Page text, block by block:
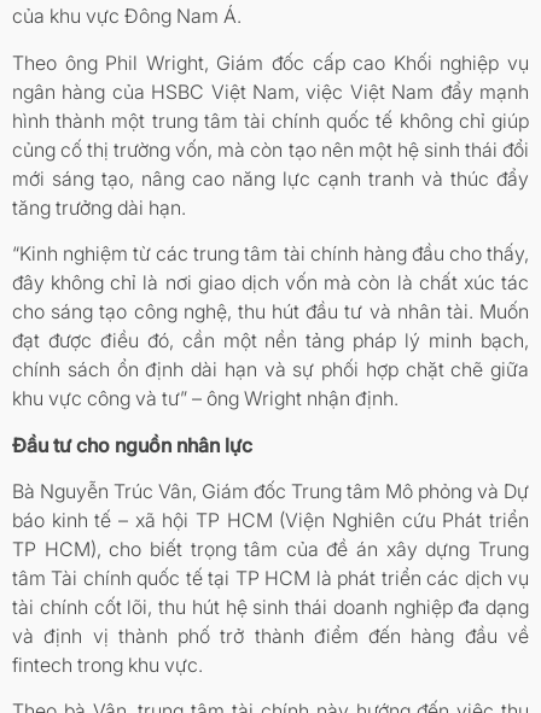
của khu vực Đông Nam Á.
Theo ông Phil Wright, Giám đốc cấp cao Khối nghiệp vụ
ngân hàng của HSBC Việt Nam, việc Việt Nam đẩy mạnh
hình thành một trung tâm tài chính quốc tế không chỉ giúp
củng cố thị trường vốn, mà còn tạo nên một hệ sinh thái đổi
mới sáng tạo, nâng cao năng lực cạnh tranh và thúc đẩy
tăng trưởng dài hạn.
“Kinh nghiệm từ các trung tâm tài chính hàng đầu cho thấy,
đây không chỉ là nơi giao dịch vốn mà còn là chất xúc tác
cho sáng tạo công nghệ, thu hút đầu tư và nhân tài. Muốn
đạt được điều đó, cần một nền tảng pháp lý minh bạch,
chính sách ổn định dài hạn và sự phối hợp chặt chẽ giữa
khu vực công và tư” – ông Wright nhận định.
Đầu tư cho nguồn nhân lực
Bà Nguyễn Trúc Vân, Giám đốc Trung tâm Mô phỏng và Dự
báo kinh tế – xã hội TP HCM (Viện Nghiên cứu Phát triển
TP HCM), cho biết trọng tâm của đề án xây dựng Trung
tâm Tài chính quốc tế tại TP HCM là phát triển các dịch vụ
tài chính cốt lõi, thu hút hệ sinh thái doanh nghiệp đa dạng
và định vị thành phố trở thành điểm đến hàng đầu về
fintech trong khu vực.